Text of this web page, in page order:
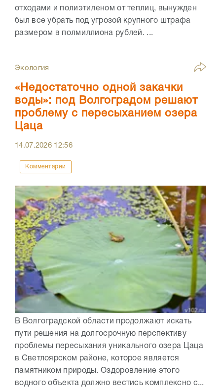
отходами и полиэтиленом от теплиц, вынужден
был все убрать под угрозой крупного штрафа
размером в полмиллиона рублей. ...
Экология
«Недостаточно одной закачки
воды»: под Волгоградом решают
проблему с пересыханием озера
Цаца
14.07.2026 12:56
Комментарии
В Волгоградской области продолжают искать
пути решения на долгосрочную перспективу
проблемы пересыхания уникального озера Цаца
в Светлоярском районе, которое является
памятником природы. Оздоровление этого
водного объекта должно вестись комплексно с...